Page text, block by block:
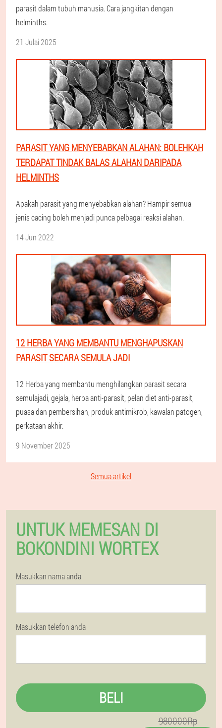
parasit dalam tubuh manusia. Cara jangkitan dengan
helminths.
21 Julai 2025
PARASIT YANG MENYEBABKAN ALAHAN: BOLEHKAH
TERDAPAT TINDAK BALAS ALAHAN DARIPADA
HELMINTHS
Apakah parasit yang menyebabkan alahan? Hampir semua
jenis cacing boleh menjadi punca pelbagai reaksi alahan.
14 Jun 2022
12 HERBA YANG MEMBANTU MENGHAPUSKAN
PARASIT SECARA SEMULA JADI
12 Herba yang membantu menghilangkan parasit secara
semulajadi, gejala, herba anti-parasit, pelan diet anti-parasit,
puasa dan pembersihan, produk antimikrob, kawalan patogen,
perkataan akhir.
9 November 2025
Semua artikel
UNTUK MEMESAN DI
BOKONDINI WORTEX
Masukkan nama anda
Masukkan telefon anda
BELI
980000Rp